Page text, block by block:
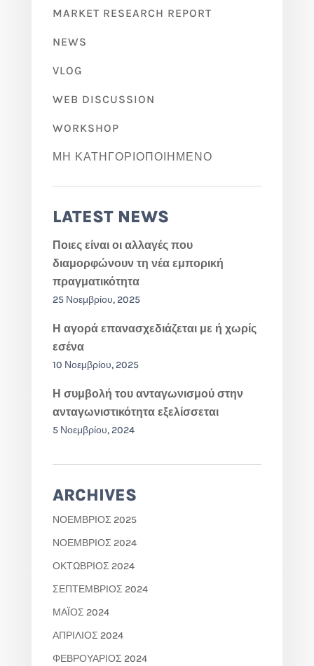
MARKET RESEARCH REPORT
NEWS
VLOG
WEB DISCUSSION
WORKSHOP
ΜΗ ΚΑΤΗΓΟΡΙΟΠΟΙΗΜΈΝΟ
LATEST NEWS
Ποιες είναι οι αλλαγές που
διαμορφώνουν τη νέα εμπορική
πραγματικότητα
25 Νοεμβρίου, 2025
Η αγορά επανασχεδιάζεται με ή χωρίς
εσένα
10 Νοεμβρίου, 2025
Η συμβολή του ανταγωνισμού στην
ανταγωνιστικότητα εξελίσσεται
5 Νοεμβρίου, 2024
ARCHIVES
ΝΟΈΜΒΡΙΟΣ 2025
ΝΟΈΜΒΡΙΟΣ 2024
ΟΚΤΏΒΡΙΟΣ 2024
ΣΕΠΤΈΜΒΡΙΟΣ 2024
ΜΆΙΟΣ 2024
ΑΠΡΊΛΙΟΣ 2024
ΦΕΒΡΟΥΆΡΙΟΣ 2024